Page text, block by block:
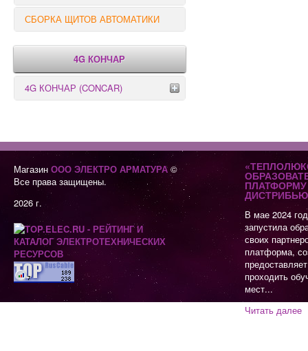
СБОРКА ЩИТОВ АВТОМАТИКИ
4G КОНЧАР
4G КОНЧАР (CONCAR)
Магазин ООО ЭЛЕКТРО АРМАТУРА©
Все права защищены.
2026 г.
В мае 2024
запустила
своих
платформа,
проходить
мест...
Читать далее